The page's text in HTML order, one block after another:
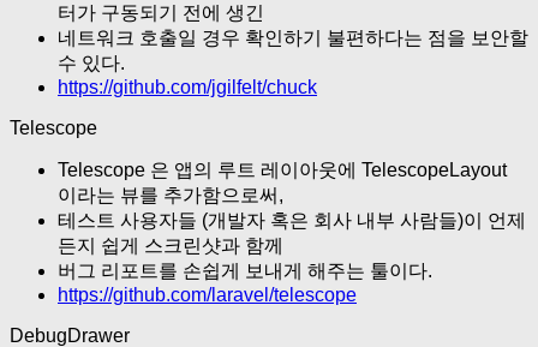
터가 구동되기 전에 생긴
네트워크 호출일 경우 확인하기 불편하다는 점을 보안할
수 있다.
https://github.com/jgilfelt/chuck
Telescope
Telescope 은 앱의 루트 레이아웃에 TelescopeLayout
이라는 뷰를 추가함으로써,
테스트 사용자들 (개발자 혹은 회사 내부 사람들)이 언제
든지 쉽게 스크린샷과 함께
버그 리포트를 손쉽게 보내게 해주는 툴이다.
https://github.com/laravel/telescope
DebugDrawer